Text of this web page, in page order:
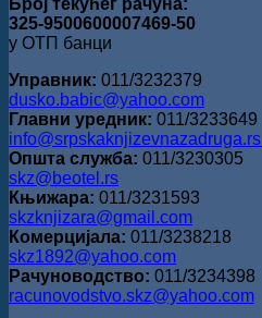
Број текућег рачуна:
325-9500600007469-50
у ОТП банци
Управник: 011/3232379
dusko.babic@yahoo.com
Главни уредник: 011/3233649
info@srpskaknjizevnazadruga.rs
Општа служба: 011/3230305
skz@beotel.rs
Књижара: 011/3231593
skzknjizara@gmail.com
Комерцијала: 011/3238218
skz1892@yahoo.com
Рачуноводство: 011/3234398
racunovodstvo.skz@yahoo.com